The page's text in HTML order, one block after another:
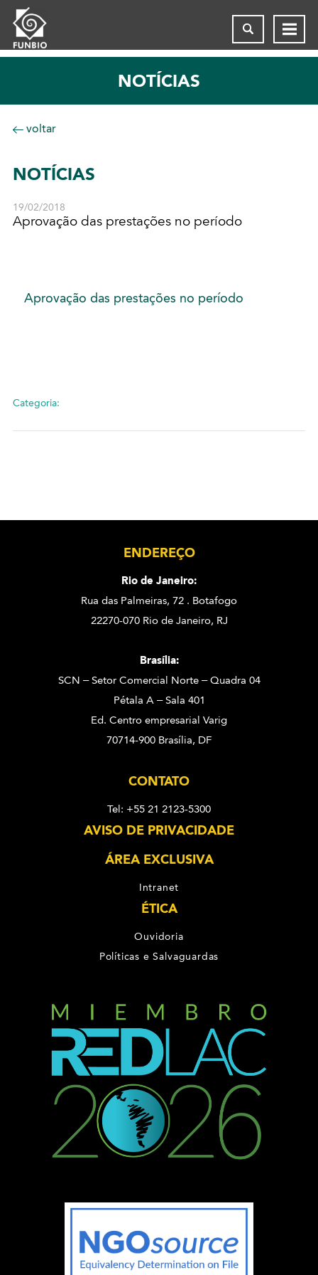
NOTÍCIAS
voltar
NOTÍCIAS
19/02/2018
Aprovação das prestações no período
Aprovação das prestações no período
Categoria:
ENDEREÇO
Rio de Janeiro:
Rua das Palmeiras, 72 . Botafogo
22270-070 Rio de Janeiro, RJ
Brasília:
SCN – Setor Comercial Norte – Quadra 04
Pétala A – Sala 401
Ed. Centro empresarial Varig
70714-900 Brasília, DF
CONTATO
Tel: +55 21 2123-5300
AVISO DE PRIVACIDADE
ÁREA EXCLUSIVA
Intranet
ÉTICA
Ouvidoria
Políticas e Salvaguardas